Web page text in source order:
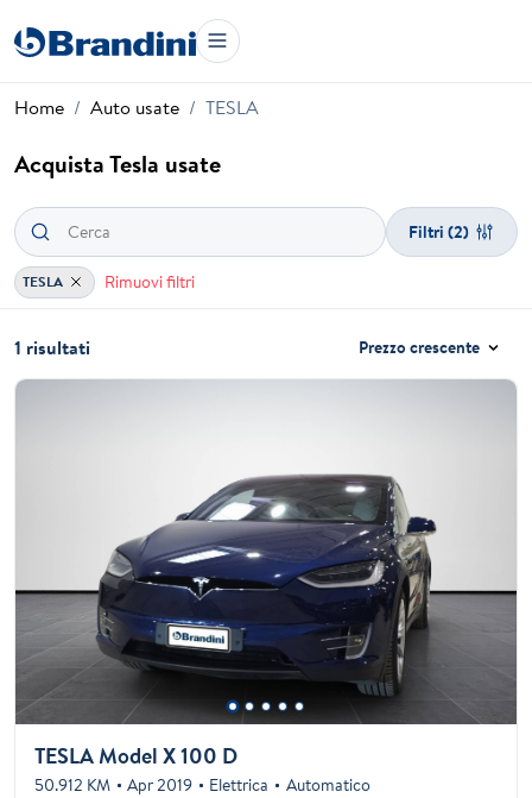
Home Auto usate TESLA
Acquista Tesla usate
Filtri (2)
TESLA Rimuovi filtri
1 risultati Prezzo crescente
TESLA Model X 100 D
50.912 KM Apr 2019 Elettrica Automatico